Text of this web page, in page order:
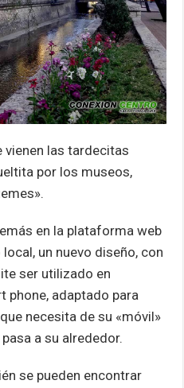
vienen las tardecitas
por los museos,
en la plataforma web
un nuevo diseño, con
ser utilizado en
phone, adaptado para
necesita de su «móvil»
a su alrededor.
se pueden encontrar